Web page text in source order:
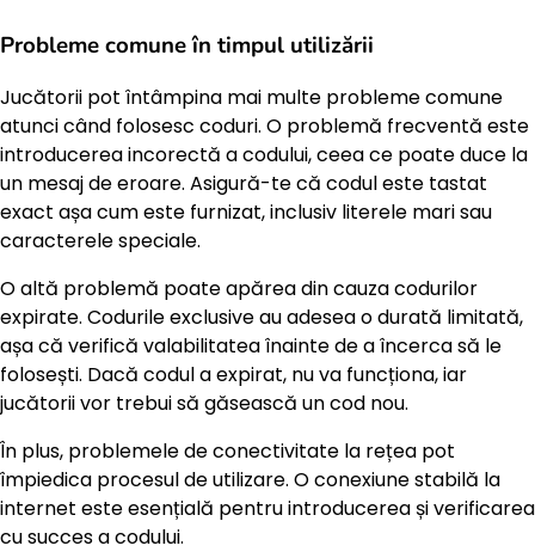
Probleme comune în timpul utilizării
Jucătorii pot întâmpina mai multe probleme comune
atunci când folosesc coduri. O problemă frecventă este
introducerea incorectă a codului, ceea ce poate duce la
un mesaj de eroare. Asigură-te că codul este tastat
exact așa cum este furnizat, inclusiv literele mari sau
caracterele speciale.
O altă problemă poate apărea din cauza codurilor
expirate. Codurile exclusive au adesea o durată limitată,
așa că verifică valabilitatea înainte de a încerca să le
folosești. Dacă codul a expirat, nu va funcționa, iar
jucătorii vor trebui să găsească un cod nou.
În plus, problemele de conectivitate la rețea pot
împiedica procesul de utilizare. O conexiune stabilă la
internet este esențială pentru introducerea și verificarea
cu succes a codului.